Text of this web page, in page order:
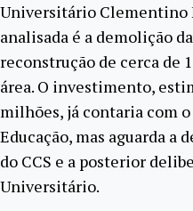
Universitário Clementino
analisada é a demolição
reconstrução de cerca de
área. O investimento,
milhões, já contaria com
Educação, mas aguarda a
do CCS e a posterior
Universitário.